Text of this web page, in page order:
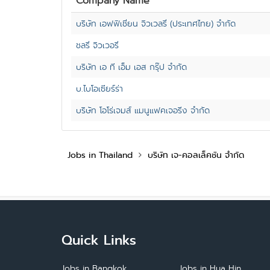
บริษัท เอฟฟิเชี่ยน จิวเวลรี่ (ประเทศไทย) จำกัด
ชลรี่ จิวเวอรี่
บริษัท เอ ที เอ็ม เอส กรุ๊ป จำกัด
บ.ไบโอเซียร์ร่า
บริษัท โอโร่เจมส์ แมนูแฟคเจอริ่ง จำกัด
Jobs in Thailand บริษัท เจ-คอลเล็คชัน จำกัด
Quick Links